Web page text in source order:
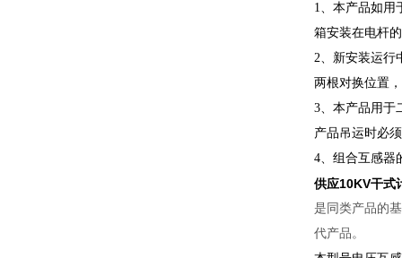
1、本产品如用
箱安装在电杆
2、新安装运行
两根对换位置
3、本产品用于
产品吊运时必
4、组合互感器
供应10KV干式
是同类产品的
代产品。